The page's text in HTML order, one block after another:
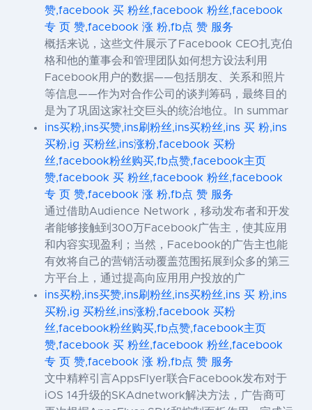
赞,facebook 买 粉丝,facebook 粉丝,facebook
专 页 赞,facebook 涨 粉,fb点 赞 服务
概括来说，这些文件展示了Facebook CEO扎克伯
格和他的董事会和管理团队如何想方设法利用
Facebook用户的数据——包括朋友、关系和照片
等信息——作为对合作公司的谈判筹码，最终目的
是为了巩固这家社交巨头的统治地位。In summar
ins买粉,ins买赞,ins刷粉丝,ins买粉丝,ins 买 粉,ins
买粉,ig 买粉丝,ins涨粉,facebook 买粉
丝,facebook粉丝购买,fb点赞,facebook主页
赞,facebook 买 粉丝,facebook 粉丝,facebook
专 页 赞,facebook 涨 粉,fb点 赞 服务
通过借助Audience Network，移动发布者和开发
者能够接触到300万Facebook广告主，使其应用
和内容实现盈利；当然，Facebook的广告主也能
有效将自己的营销活动覆盖范围拓展到众多的第三
方平台上，通过提高向应用用户投放的广
ins买粉,ins买赞,ins刷粉丝,ins买粉丝,ins 买 粉,ins
买粉,ig 买粉丝,ins涨粉,facebook 买粉
丝,facebook粉丝购买,fb点赞,facebook主页
赞,facebook 买 粉丝,facebook 粉丝,facebook
专 页 赞,facebook 涨 粉,fb点 赞 服务
文中精粹引言AppsFlyer联合Facebook发布对于
iOS 14升级的SKAdnetwork解决方法，广告商可